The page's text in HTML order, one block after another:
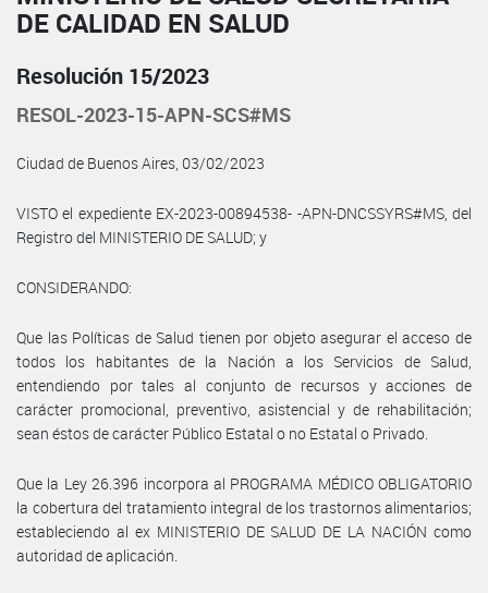
DE CALIDAD EN SALUD
Resolución 15/2023
RESOL-2023-15-APN-SCS#MS
Ciudad de Buenos Aires, 03/02/2023
VISTO el expediente EX-2023-00894538- -APN-DNCSSYRS#MS, del
Registro del MINISTERIO DE SALUD; y
CONSIDERANDO:
Que las Políticas de Salud tienen por objeto asegurar el acceso de
todos los habitantes de la Nación a los Servicios de Salud,
entendiendo por tales al conjunto de recursos y acciones de
carácter promocional, preventivo, asistencial y de rehabilitación;
sean éstos de carácter Público Estatal o no Estatal o Privado.
Que la Ley 26.396 incorpora al PROGRAMA MÉDICO OBLIGATORIO
la cobertura del tratamiento integral de los trastornos alimentarios;
estableciendo al ex MINISTERIO DE SALUD DE LA NACIÓN como
autoridad de aplicación.